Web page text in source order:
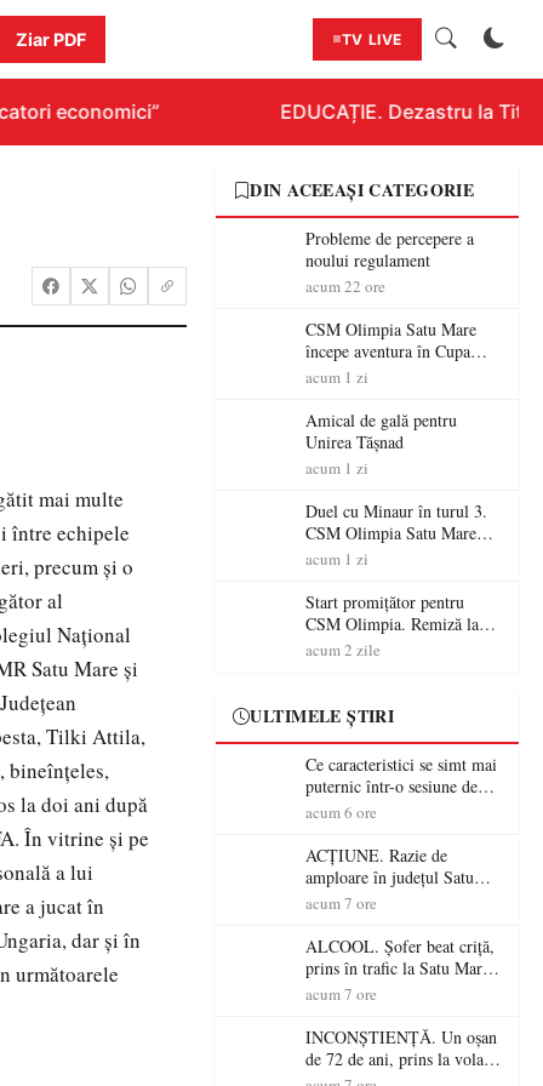
Ziar PDF TV LIVE
economici” EDUCAȚIE. Dezastru la
mai multe
între echipele
precum şi o
al
Naţional
Satu Mare şi
Tilki Attila,
bineînţeles,
la doi ani după
În vitrine şi pe
a lui
a jucat în
dar şi în
următoarele
DIN ACEEAȘI CATEGORIE
Probleme de percepere a
noului regulament
acum 22 ore
CSM Olimpia Satu Mare
începe aventura în Cupa
României la Baia Mare
acum 1 zi
Amical de gală pentru
Unirea Tășnad
acum 1 zi
Duel cu Minaur în turul 3.
CSM Olimpia Satu Mare
începe aventura în Cupa
acum 1 zi
Start promițător pentru
CSM Olimpia. Remiză la
Dumbrăvița în debutul
acum 2 zile
ULTIMELE ȘTIRI
Ce caracteristici se simt mai
puternic într-o sesiune de
distracție la sloturi online:
RTP?
acum 6 ore
ACȚIUNE. Razie de
amploare în județul Satu
Mare! Polițiștii au dat sute
șoferi fără permis într-o
singură zi
acum 7 ore
ALCOOL. Șofer beat criță,
prins în trafic la Satu Mare!
Alcoolemie uriașă
acum 7 ore
INCONȘTIENȚĂ. Un oșan
de 72 de ani, prins la volan
fără permis! Polițiștii l-au